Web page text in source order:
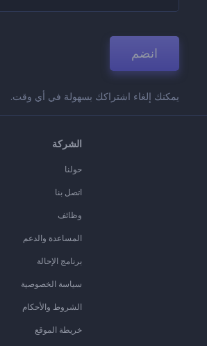
انضم
يمكنك إلغاء اشتراكك بسهولة في أي وقت.
الشركة
حولنا
اتصل بنا
وظائف
المساعدة والدعم
برنامج الإحالة
سياسة الخصوصية
الشروط والأحكام
خريطة الموقع